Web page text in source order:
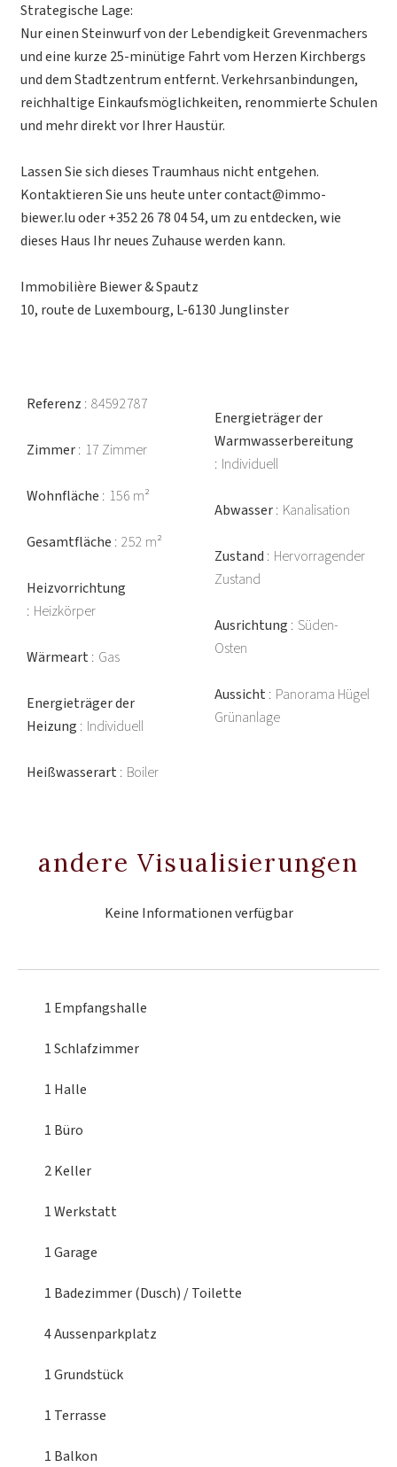
Strategische Lage:
Nur einen Steinwurf von der Lebendigkeit Grevenmachers
und eine kurze 25-minütige Fahrt vom Herzen Kirchbergs
und dem Stadtzentrum entfernt. Verkehrsanbindungen,
reichhaltige Einkaufsmöglichkeiten, renommierte Schulen
und mehr direkt vor Ihrer Haustür.
Lassen Sie sich dieses Traumhaus nicht entgehen.
Kontaktieren Sie uns heute unter contact@immo-
biewer.lu oder +352 26 78 04 54, um zu entdecken, wie
dieses Haus Ihr neues Zuhause werden kann.
Immobilière Biewer & Spautz
10, route de Luxembourg, L-6130 Junglinster
Referenz 84592787
Zimmer 17 Zimmer
Wohnfläche 156 m²
Gesamtfläche 252 m²
Heizvorrichtung
Heizkörper
Wärmeart Gas
Energieträger der
Heizung Individuell
Heißwasserart Boiler
Energieträger der
Warmwasserbereitung
Individuell
Abwasser Kanalisation
Zustand Hervorragender
Zustand
Ausrichtung Süden-
Osten
Aussicht Panorama Hügel
Grünanlage
andere Visualisierungen
Keine Informationen verfügbar
1 Empfangshalle
1 Schlafzimmer
1 Halle
1 Büro
2 Keller
1 Werkstatt
1 Garage
1 Badezimmer (Dusch) / Toilette
4 Aussenparkplatz
1 Grundstück
1 Terrasse
1 Balkon